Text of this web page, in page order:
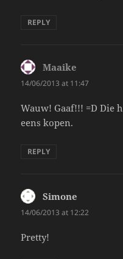
REPLY
Maaike
14/06/2013 at 11:47
Wauw! Gaaf!!! =D Die
eens kopen.
REPLY
Simone
14/06/2013 at 12:22
Pretty!